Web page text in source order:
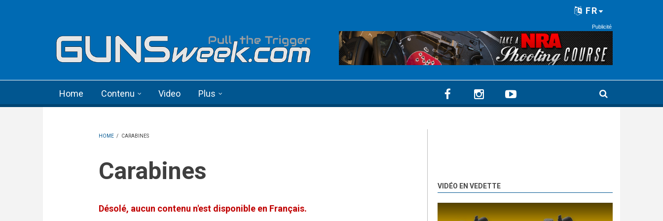
FR
Publicité
Home Contenu Video Plus
HOME / CARABINES
Carabines
Désolé, aucun contenu n'est disponible en Français.
VIDÉO EN VEDETTE